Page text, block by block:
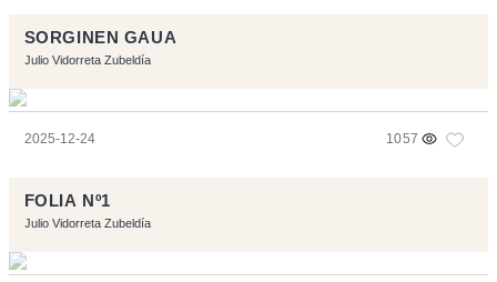
SORGINEN GAUA
Julio Vidorreta Zubeldía
2025-12-24 1057
FOLIA Nº1
Julio Vidorreta Zubeldía